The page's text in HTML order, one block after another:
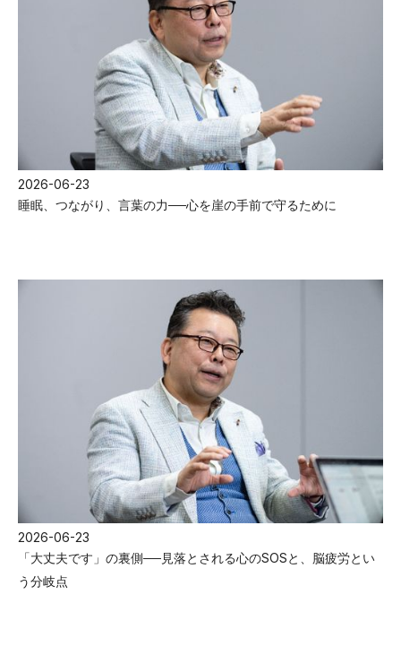
2026-06-23
睡眠、つながり、言葉の力──心を崖の手前で守るために
2026-06-23
「大丈夫です」の裏側──見落とされる心のSOSと、脳疲労とい
う分岐点